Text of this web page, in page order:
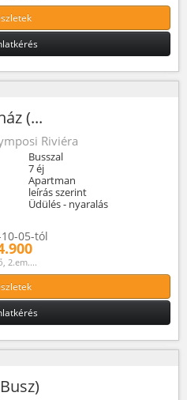
(...
Riviéra
Busszal
7 éj
Apartman
leírás szerint
Üdülés - nyaralás
05-tól
2.em....